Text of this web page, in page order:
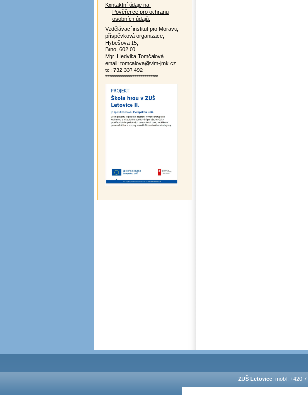
Kontaktní údaje na
Pověřence pro ochranu
osobních údajů:
Vzdělávací institut pro Moravu,
příspěvková organizace,
Hybešova 15,
Brno, 602 00
Mgr. Hedvika Tomčalová
email: tomcalova@vim-jmk.cz
tel: 732 337 492
***************************
ZUŠ Letovice, mobil: +420